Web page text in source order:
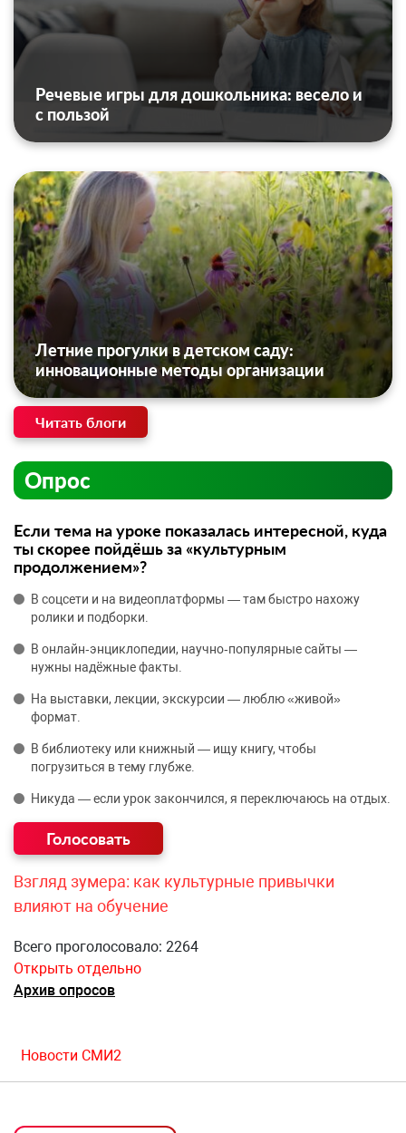
Речевые игры для дошкольника: весело и
с пользой
Летние прогулки в детском саду:
инновационные методы организации
Читать блоги
Опрос
Если тема на уроке показалась интересной, куда
ты скорее пойдёшь за «культурным
продолжением»?
В соцсети и на видеоплатформы — там быстро нахожу
ролики и подборки.
В онлайн‑энциклопедии, научно‑популярные сайты —
нужны надёжные факты.
На выставки, лекции, экскурсии — люблю «живой»
формат.
В библиотеку или книжный — ищу книгу, чтобы
погрузиться в тему глубже.
Никуда — если урок закончился, я переключаюсь на отдых.
Взгляд зумера: как культурные привычки
влияют на обучение
Всего проголосовало: 2264
Открыть отдельно
Архив опросов
Новости СМИ2